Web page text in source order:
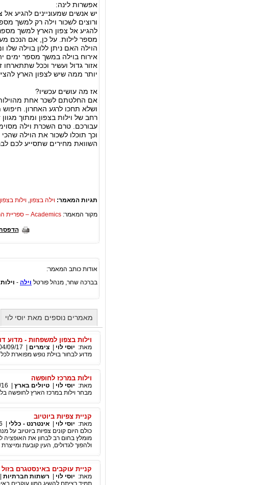
אפשרות לינה:
יש אנשים שמעוניינים להגיע
ורוצים לשכור וילה רק למשך
להגיע אל צפון הארץ למשך מספר
מספר לילות. על כן, אם הנכם
הוילה האם ניתן ללון בוילה
אירוח בוילה במשך מספר ימים
אזור גדול ועשיר וככל שתתארחו
יותר ממה שיש לצפון הארץ
אז מה עושים עכשיו?
אם החלטתם לשכר אחת
ושלא תחכו לרגע האחרון. חיפוש
רחב של וילות בצפון ומתוך
עבורכם. טרם השכרת וילה
וכך תוכלו לשכור את הוילה
השוואת מחירים שתסייע לכם
תגיות המאמר: וילה בצפון, וילות בצפון
מקור המאמר: Academics – ספריית המאמרים של ישראל
אודות כותב המאמר:
בברכה שחר, מנהל פורטל וילה -
מאמרים נוספים מאת יוסי לוי
וילות בצפון למשפחות - מדוע
מאת: יוסי לוי צימרים 09/17
מדוע לבחור בוילת נופש מפוארת
וילות במרכז לחופשה
מאת: יוסי לוי טיולים בארץ
מבחר וילות במרכז הארץ לחופשה
קניית צפיות ביוטיוב
מאת: יוסי לוי אינטרנט - כללי
כולם היום קונים צפיות ביוטיוב
מומלץ בחום רב לבחון את האופציה
ולהפוך לגדולים, העין קובעת
קניית עוקבים באינסטגרם בזול
מאת: יוסי לוי רשתות חברתיות
תמיד רציתם להשיג המון עוקבים